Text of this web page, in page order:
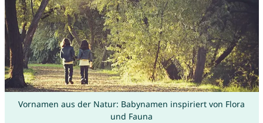
Vornamen aus der Natur: Babynamen inspiriert von Flora
und Fauna